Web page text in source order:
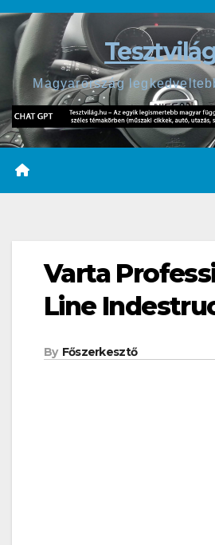
Skip
content
Magyarország
Varta
Line
By Főszerkesztő